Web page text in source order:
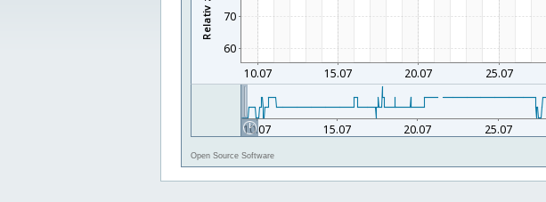
Open Source Software